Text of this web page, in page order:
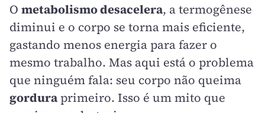
O metabolismo desacelera, a termogênese
diminui e o corpo se torna mais eficiente,
gastando menos energia para fazer o
mesmo trabalho. Mas aqui está o problema
que ninguém fala: seu corpo não queima
gorduraprimeiro. Isso é um mito que